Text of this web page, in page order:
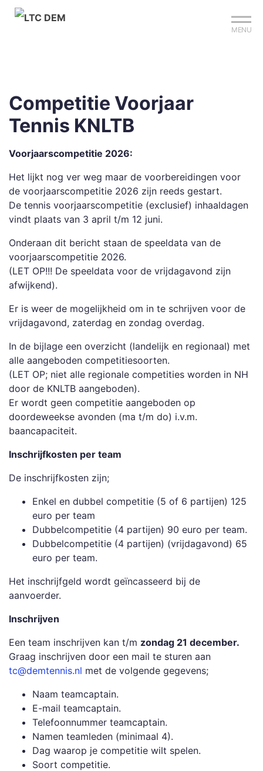
MENU
Competitie Voorjaar
Tennis KNLTB
Voorjaarscompetitie 2026:
Het lijkt nog ver weg maar de voorbereidingen voor
de voorjaarscompetitie 2026 zijn reeds gestart.
De tennis voorjaarscompetitie (exclusief) inhaaldagen
vindt plaats van 3 april t/m 12 juni.
Onderaan dit bericht staan de speeldata van de
voorjaarscompetitie 2026.
(LET OP!!! ​De speeldata voor de vrijdagavond zijn
afwijkend).
Er is weer de mogelijkheid om in te schrijven voor de
vrijdagavond, zaterdag en zondag overdag.
In de bijlage een overzicht (landelijk en regionaal) met
alle aangeboden competitiesoorten.
(LET OP; niet alle regionale competities worden in NH
door de KNLTB aangeboden).
Er wordt geen competitie aangeboden op
doordeweekse avonden (ma t/m do) i.v.m.
baancapaciteit.
Inschrijfkosten per team
De inschrijfkosten zijn;
Enkel en dubbel competitie (5 of 6 partijen) 125
euro per team
Dubbelcompetitie (4 partijen) 90 euro per team.
Dubbelcompetitie (4 partijen) (vrijdagavond) 65
euro per team.
Het inschrijfgeld wordt geïncasseerd bij de
aanvoerder.
Inschrijven
Een team inschrijven kan t/m zondag 21 december.
Graag inschrijven door een mail te sturen aan
tc@demtennis.nl met de volgende gegevens;
Naam teamcaptain.
E-mail teamcaptain.
Telefoonnummer teamcaptain.
Namen teamleden (minimaal 4).
Dag waarop je competitie wilt spelen.
Soort competitie.